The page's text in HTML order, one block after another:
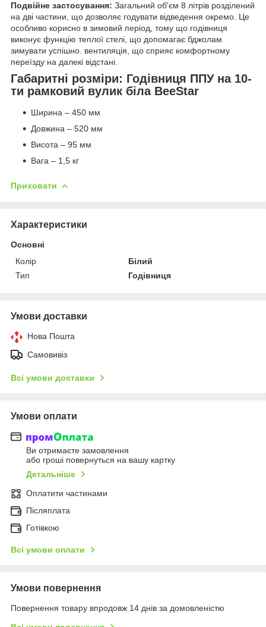
Подвійне застосування: Загальний об'єм 8 літрів розділений
на дві частини, що дозволяє годувати відведення окремо. Це
особливо корисно в зимовий період, тому що годівниця
виконує функцію теплої стелі, що допомагає бджолам
зимувати успішно. вентиляція, що сприяє комфортному
переїзду на далекі відстані.
Габаритні розміри: Годівниця ППУ на 10-
ти рамковий вулик біла BeeStar
Ширина – 450 мм
Довжина – 520 мм
Висота – 95 мм
Вага – 1,5 кг
Приховати
Характеристики
Основні
Колір
Білий
Тип
Годівниця
Умови доставки
Нова Пошта
Самовивіз
Всі умови доставки
Умови оплати
Ви отримаєте замовлення
або гроші повернуться на вашу картку
Детальніше
Оплатити частинами
Післяплата
Готівкою
Всі умови оплати
Умови повернення
Повернення товару впродовж 14 днів за домовленістю